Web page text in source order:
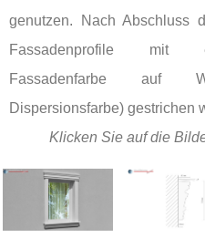
genutzen. Nach Abschluss
Fassadenprofile mit
Fassadenfarbe auf
Dispersionsfarbe) gestrichen
Klicken Sie auf die